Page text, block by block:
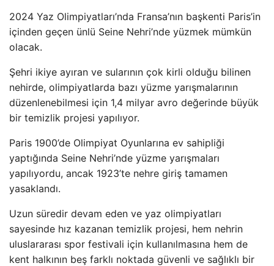
2024 Yaz Olimpiyatları’nda Fransa’nın başkenti Paris’in
içinden geçen ünlü Seine Nehri’nde yüzmek mümkün
olacak.
Şehri ikiye ayıran ve sularının çok kirli olduğu bilinen
nehirde, olimpiyatlarda bazı yüzme yarışmalarının
düzenlenebilmesi için 1,4 milyar avro değerinde büyük
bir temizlik projesi yapılıyor.
Paris 1900’de Olimpiyat Oyunlarına ev sahipliği
yaptığında Seine Nehri’nde yüzme yarışmaları
yapılıyordu, ancak 1923’te nehre giriş tamamen
yasaklandı.
Uzun süredir devam eden ve yaz olimpiyatları
sayesinde hız kazanan temizlik projesi, hem nehrin
uluslararası spor festivali için kullanılmasına hem de
kent halkının beş farklı noktada güvenli ve sağlıklı bir